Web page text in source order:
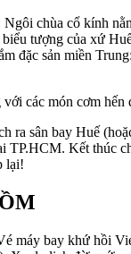
Ngôi chùa cổ kính
tượng của xứ
đặc sản miền
các món cơm hến
ra sân bay Huế
TP.HCM. Kết thúc
lại!
máy bay khứ hồi